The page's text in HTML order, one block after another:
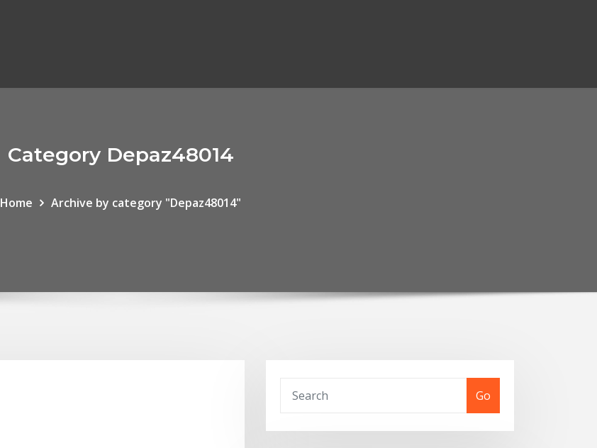
Category Depaz48014
Home Archive by category "Depaz48014"
Go